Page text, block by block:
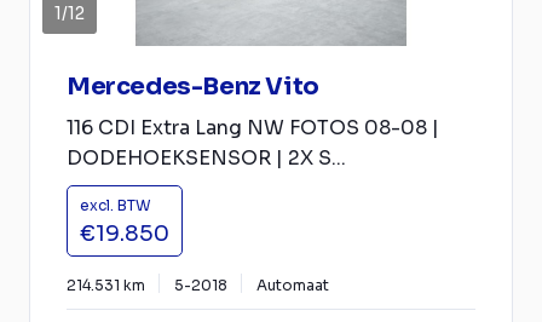
1/12
Mercedes-Benz Vito
116 CDI Extra Lang NW FOTOS 08-08 |
DODEHOEKSENSOR | 2X S...
excl. BTW
€19.850
214.531 km 5-2018 Automaat